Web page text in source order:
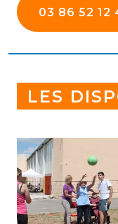
03 86 52 12
LES